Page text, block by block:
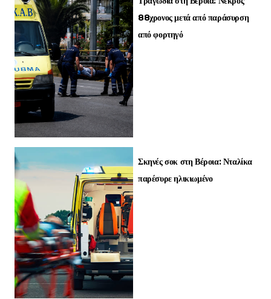
88χρονος μετά από παράσυρση
από φορτηγό
Σκηνές σοκ στη Βέροια: Νταλίκα
παρέσυρε ηλικιωμένο